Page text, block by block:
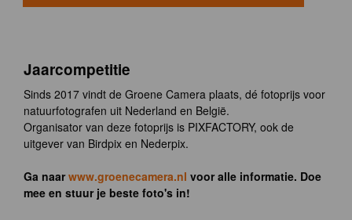
Jaarcompetitie
Sinds 2017 vindt de Groene Camera plaats, dé fotoprijs voor
natuurfotografen uit Nederland en België.
Organisator van deze fotoprijs is PIXFACTORY, ook de
uitgever van Birdpix en Nederpix.
Ga naarwww.groenecamera.nl voor alle informatie. Doe
mee en stuur je beste foto's in!